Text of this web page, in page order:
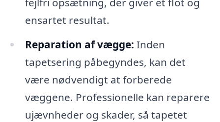
ensartet resultat.
Reparation af vægge: Inden
tapetsering påbegyndes, kan det
være nødvendigt at forberede
væggene. Professionelle kan reparere
ujævnheder og skader, så tapetet